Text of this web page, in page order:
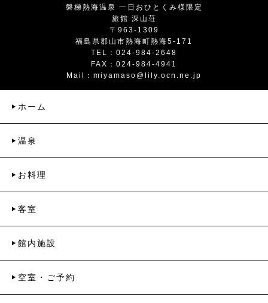
磐梯熱海温泉 一日おひとくみ様限定
旅館 深山荘
〒963-1309
福島県郡山市熱海町熱海5-171
TEL：024-984-2648
FAX：024-984-4941
Mail： miyamaso@lily.ocn.ne.jp
ホーム
温泉
お料理
客室
館内施設
空室・ご予約